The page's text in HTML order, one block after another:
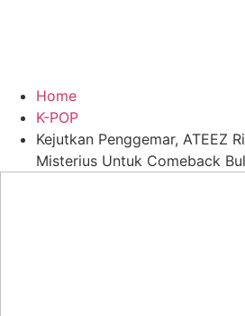
Home
K-POP
Kejutkan Penggemar, ATEEZ
Misterius Untuk Comeback